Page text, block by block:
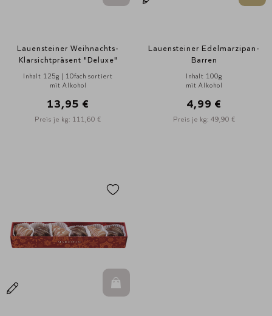
Lauensteiner Weihnachts-
Klarsichtpräsent "Deluxe"
Inhalt 125g | 10fach sortiert
mit Alkohol
13,95 €
Preis je kg: 111,60 €
Lauensteiner Edelmarzipan-
Barren
Inhalt 100g
mit Alkohol
4,99 €
Preis je kg: 49,90 €
In den Warenkorb